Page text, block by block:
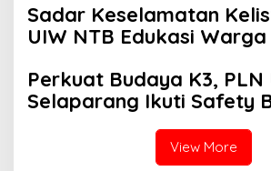
Kelistrikan di Bima
Sadar Keselamatan
UIW NTB Edukasi
Perkuat Budaya K3, PLN
Selaparang Ikuti Safety
Online Bersama Seluruh
di Lombok TimurView More